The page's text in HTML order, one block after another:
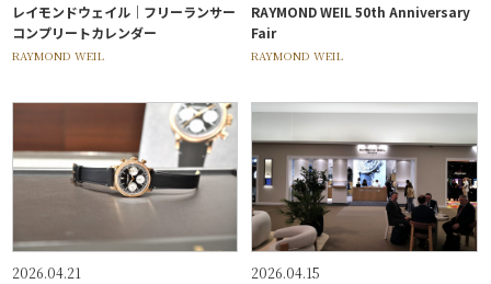
レイモンドウェイル｜フリーランサー
コンプリートカレンダー
RAYMOND WEIL
RAYMOND WEIL 50th Anniversary
Fair
RAYMOND WEIL
2026.04.21
2026.04.15